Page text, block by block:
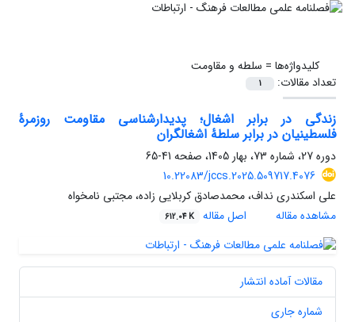
کلیدواژه‌ها = سلطه و مقاومت
تعداد مقالات:
1
زندگی در برابر اشغال؛ پدیدارشناسی مقاومت روزمرۀ
فلسطینیان در برابر سلطۀ اشغالگران
دوره 27، شماره 73، بهار 1405، صفحه
41-65
10.22083/jccs.2025.509717.4076
علی اسکندری نداف، محمدصادق کربلایی زاده، مجتبی نامخواه
مشاهده مقاله
اصل مقاله 612.04 K
مقالات آماده انتشار
شماره جاری